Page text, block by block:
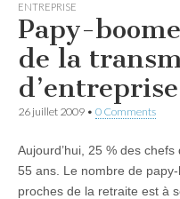
ENTREPRISE
Papy-
de la
26 juillet 2009 • 0 Comments
Aujourd’hui, 25 % des
55 ans. Le nombre de
proches de la retraite est à